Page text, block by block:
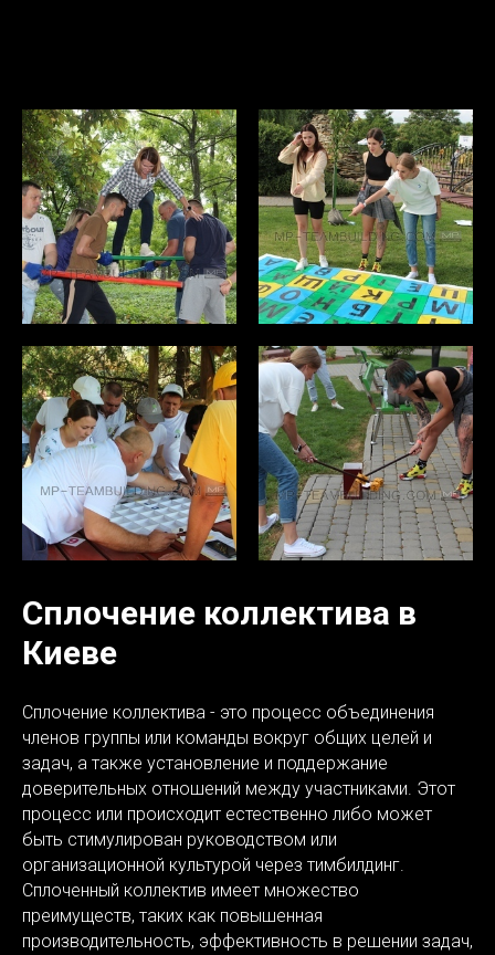
Сплочение коллектива в
Киеве
Сплочение коллектива - это процесс объединения
членов группы или команды вокруг общих целей и
задач, а также установление и поддержание
доверительных отношений между участниками. Этот
процесс или происходит естественно либо может
быть стимулирован руководством или
организационной культурой через тимбилдинг.
Сплоченный коллектив имеет множество
преимуществ, таких как повышенная
производительность, эффективность в решении задач,